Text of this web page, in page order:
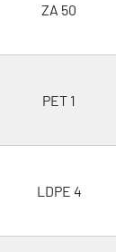
ZA 50
PET 1
LDPE 4